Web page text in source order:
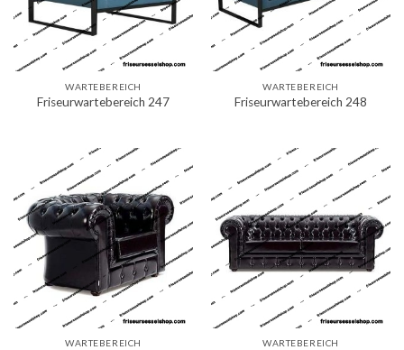
WARTEBEREICH
Friseurwartebereich 247
WARTEBEREICH
Friseurwartebereich 248
WARTEBEREICH WARTEBEREICH